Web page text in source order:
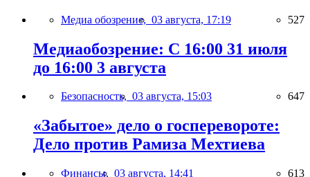
Медиа обозрение, 03 августа, 17:19 527
Медиаобозрение: С 16:00 31 июля
до 16:00 3 августа
Безопасность, 03 августа, 15:03 647
«Забытое» дело о госперевороте:
Дело против Рамиза Мехтиева
Финансы, 03 августа, 14:41 613